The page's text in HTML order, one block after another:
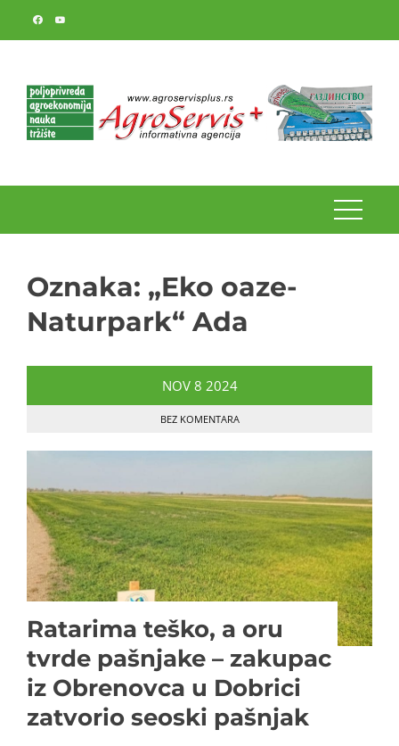
Oznaka: „Eko oaze-
Naturpark“ Ada
NOV 8 2024
BEZ KOMENTARA
Ratarima teško, a oru
tvrde pašnjake – zakupac
iz Obrenovca u Dobrici
zatvorio seoski pašnjak